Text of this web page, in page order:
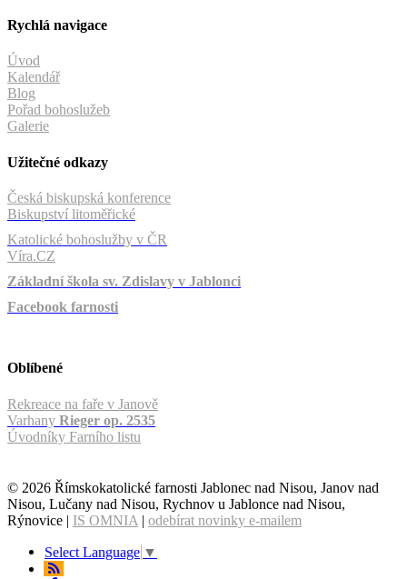
Rychlá navigace
Úvod
Kalendář
Blog
Pořad bohoslužeb
Galerie
Užitečné odkazy
Česká biskupská konference
Biskupství litoměřické
Katolické bohoslužby v ČR
Víra.CZ
Základní škola sv. Zdislavy v Jablonci
Facebook farnosti
Oblíbené
Rekreace na faře v Janově
Varhany Rieger op. 2535
Úvodníky Farního listu
© 2026 Římskokatolické farnosti Jablonec nad Nisou, Janov nad
Nisou, Lučany nad Nisou, Rychnov u Jablonce nad Nisou,
Rýnovice | IS OMNIA | odebírat novinky e-mailem
Select Language ▼